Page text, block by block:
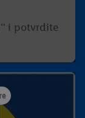
i potvrdite